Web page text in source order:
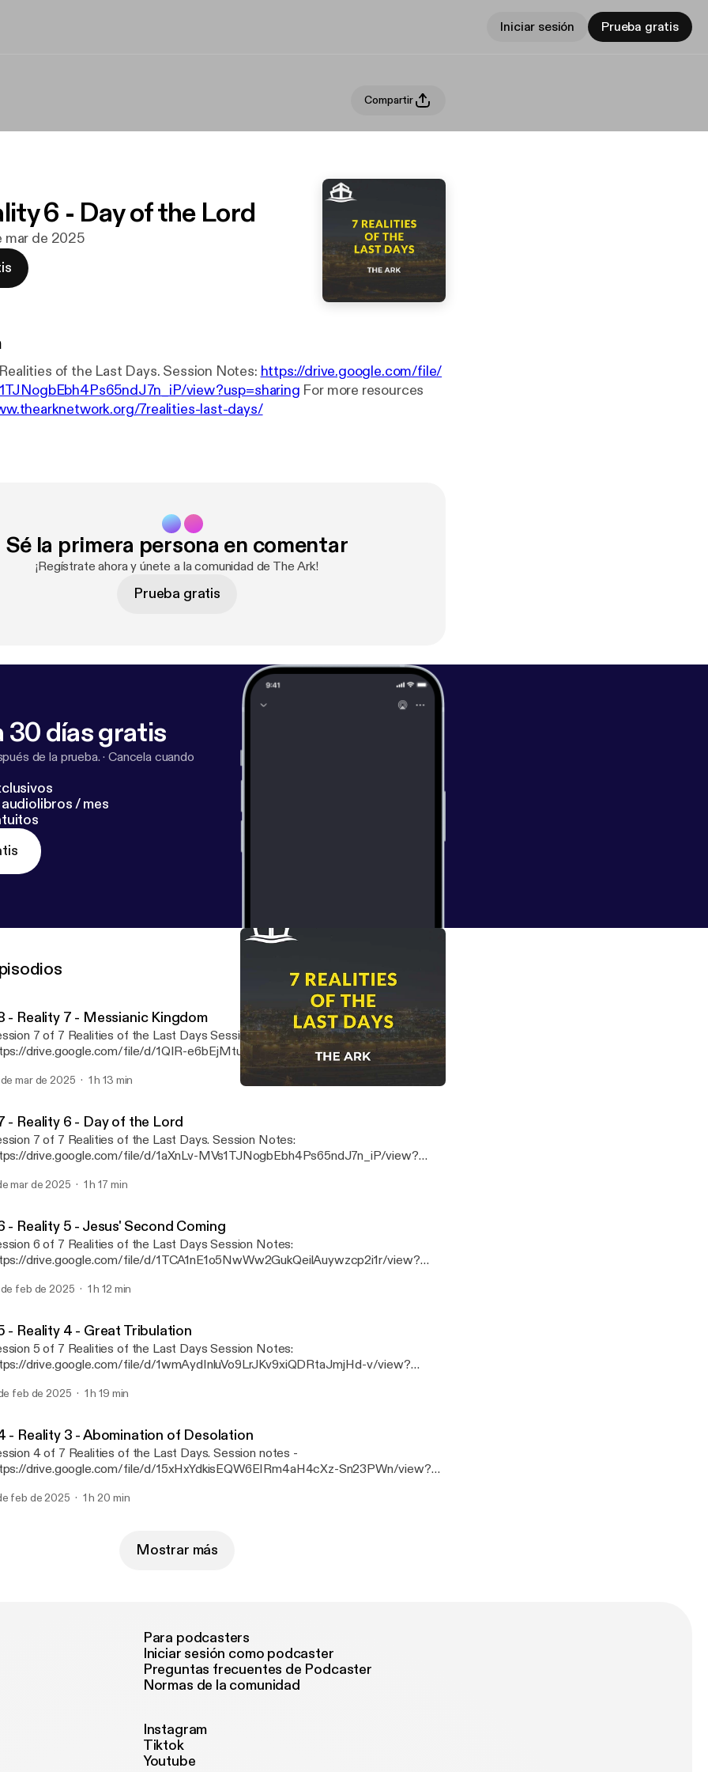
Iniciar sesión Prueba gratis
Compartir
6 - Day of the Lord
mar de 2025
Session 7 of 7 Realities of the Last Days. Session Notes: https://drive.google.com/file/
view?usp=sharing
7realities-last-days/
Sé la primera persona en comentar
¡Regístrate ahora y únete a la comunidad de The Ark!
Prueba gratis
30 días gratis
de la prueba. ·Cancela cuando
/ mes
- Reality 7 - Messianic Kingdom
7 of 7 Realities of the Last Days Session Notes:
drive.google.com/file/d/1QIR-e6bEjMtuKADgPnCYYm_li0P8IVDF/view?
mar de 2025 1 h 13 min
- Reality 6 - Day of the Lord
7 of 7 Realities of the Last Days. Session Notes:
drive.google.com/file/d/1aXnLv-MVs1TJNogbEbh4Ps65ndJ7n_iP/view?
mar de 2025 1 h 17 min
- Reality 5 - Jesus' Second Coming
6 of 7 Realities of the Last Days Session Notes:
drive.google.com/file/d/1TCA1nE1o5NwWw2GukQeilAuywzcp2i1r/view?
de feb de 2025 1 h 12 min
- Reality 4 - Great Tribulation
5 of 7 Realities of the Last Days Session Notes:
drive.google.com/file/d/1wmAydInluVo9LrJKv9xiQDRtaJmjHd-v/view?
feb de 2025 1 h 19 min
- Reality 3 - Abomination of Desolation
4 of 7 Realities of the Last Days. Session notes -
drive.google.com/file/d/15xHxYdkisEQW6EIRm4aH4cXz-Sn23PWn/view?
feb de 2025 1 h 20 min
Mostrar más
Para podcasters
Iniciar sesión como podcaster
Preguntas frecuentes de Podcaster
Normas de la comunidad
Instagram
Tiktok
Youtube